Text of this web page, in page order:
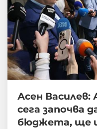
Асен Василев:
сега започва
бюджета, ще